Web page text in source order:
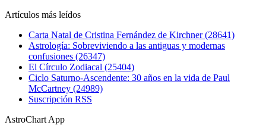
Artículos más leídos
Carta Natal de Cristina Fernández de Kirchner (28641)
Astrología: Sobreviviendo a las antiguas y modernas
confusiones (26347)
El Círculo Zodiacal (25404)
Ciclo Saturno-Ascendente: 30 años en la vida de Paul
McCartney (24989)
Suscripción RSS
AstroChart App